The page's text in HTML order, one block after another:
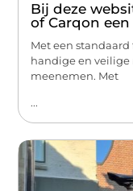
Bij deze
of Carqon
Met een
handige en
meenemen. Met
...